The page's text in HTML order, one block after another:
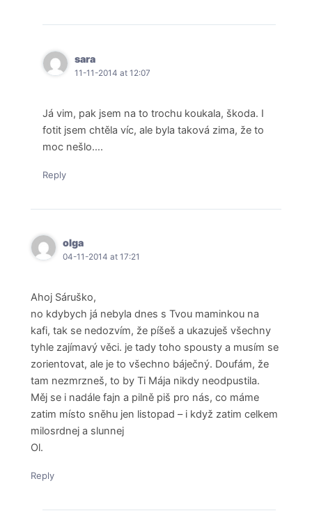
sara
11-11-2014 at 12:07
Já vim, pak jsem na to trochu koukala, škoda. I
fotit jsem chtěla víc, ale byla taková zima, že to
moc nešlo….
Reply
olga
04-11-2014 at 17:21
Ahoj Sáruško,
no kdybych já nebyla dnes s Tvou maminkou na
kafi, tak se nedozvím, že píšeš a ukazuješ všechny
tyhle zajímavý věci. je tady toho spousty a musím se
zorientovat, ale je to všechno báječný. Doufám, že
tam nezmrzneš, to by Ti Mája nikdy neodpustila.
Měj se i nadále fajn a pilně piš pro nás, co máme
zatim místo sněhu jen listopad – i když zatim celkem
milosrdnej a slunnej
Ol.
Reply